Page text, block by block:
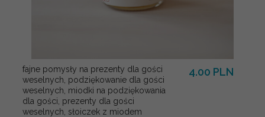
fajne pomysły na prezenty dla gości
weselnych, podziękowanie dla gości
weselnych, miodki na podziękowania
dla gości, prezenty dla gości
weselnych, słoiczek z miodem
4.00 PLN